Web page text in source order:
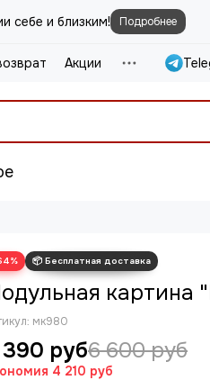
и близким! Подробнее
Акции
картина
мк980
руб6 600 руб
4 210 руб